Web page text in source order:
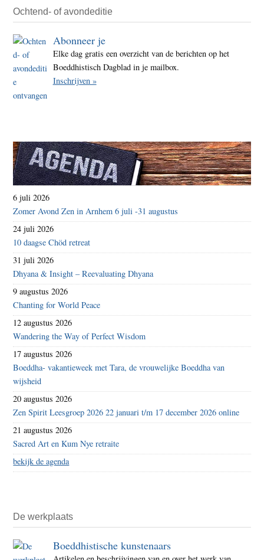
Ochtend- of avondeditie
Abonneer je
Elke dag gratis een overzicht van de berichten op het
Boeddhistisch Dagblad in je mailbox.
Inschrijven »
6 juli 2026
Zomer Avond Zen in Arnhem 6 juli -31 augustus
24 juli 2026
10 daagse Chöd retreat
31 juli 2026
Dhyana & Insight – Reevaluating Dhyana
9 augustus 2026
Chanting for World Peace
12 augustus 2026
Wandering the Way of Perfect Wisdom
17 augustus 2026
Boeddha- vakantieweek met Tara, de vrouwelijke Boeddha van
wijsheid
20 augustus 2026
Zen Spirit Leesgroep 2026 22 januari t/m 17 december 2026 online
21 augustus 2026
Sacred Art en Kum Nye retraite
bekijk de agenda
De werkplaats
Boeddhistische kunstenaars